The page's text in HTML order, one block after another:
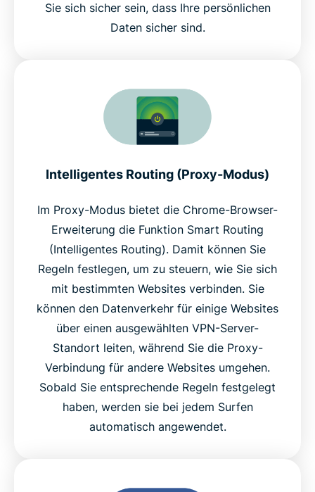
Sie sich sicher sein, dass Ihre persönlichen
Daten sicher sind.
Intelligentes Routing (Proxy-Modus)
Im Proxy-Modus bietet die Chrome-Browser-
Erweiterung die Funktion Smart Routing
(Intelligentes Routing). Damit können Sie
Regeln festlegen, um zu steuern, wie Sie sich
mit bestimmten Websites verbinden. Sie
können den Datenverkehr für einige Websites
über einen ausgewählten VPN-Server-
Standort leiten, während Sie die Proxy-
Verbindung für andere Websites umgehen.
Sobald Sie entsprechende Regeln festgelegt
haben, werden sie bei jedem Surfen
automatisch angewendet.